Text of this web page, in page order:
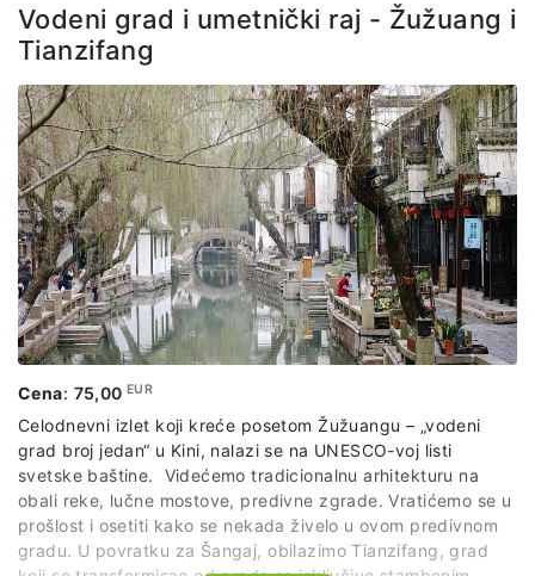
tematskih zona. Jedno od najpoznatijih delova Yu Yuan
vrtova je stena od žada, smeštena nasuprot dvorane Yuhua
(dvorana je napravljena kao mesto odakle možete
posmatrati stenu). Radi se o prekrasnoj steni visokoj više od
tri metra, koja ima 72 rupe. Posebnost ove stene je da ako
zapalite mirisni štapić ispod nje, dim će nekom čarolijom
izlaziti na sve 72 rupe.
Vodeni grad i umetnički raj - Žužuang i
Tianzifang
Cena: 75,00EUR
Celodnevni izlet koji kreće posetom Žužuangu – „vodeni
grad broj jedan“ u Kini, nalazi se na UNESCO-voj listi
svetske baštine. Videćemo tradicionalnu arhitekturu na
obali reke, lučne mostove, predivne zgrade. Vratićemo se u
prošlost i osetiti kako se nekada živelo u ovom predivnom
gradu. U povratku za Šangaj, obilazimo Tianzifang, grad